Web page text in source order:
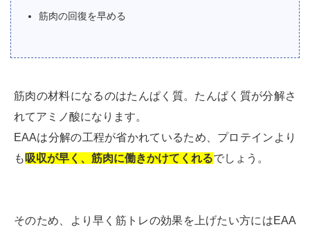
筋肉の回復を早める
筋肉の材料になるのはたんぱく質。たんぱく質が分解さ
れてアミノ酸になります。
EAAは分解の工程が省かれているため、プロテインより
も 吸収が早く、筋肉に働きかけてくれるでしょう。
そのため、より早く筋トレの効果を上げたい方にはEAA